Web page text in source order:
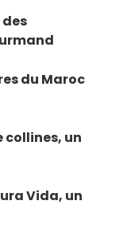
du Maroc
collines, un
Vida, un